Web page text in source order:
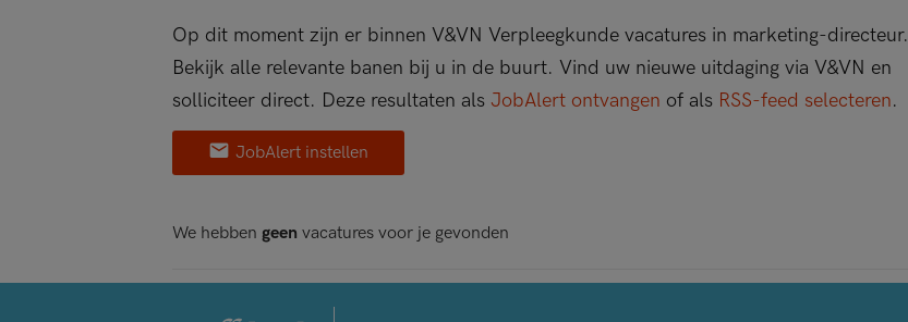
Op dit moment zijn er binnen V&VN Verpleegkunde vacatures in marketing-directeur.
Bekijk alle relevante banen bij u in de buurt. Vind uw nieuwe uitdaging via V&VN en
solliciteer direct. Deze resultaten als JobAlert ontvangen of als RSS-feed selecteren.
JobAlert instellen
We hebben geen vacatures voor je gevonden